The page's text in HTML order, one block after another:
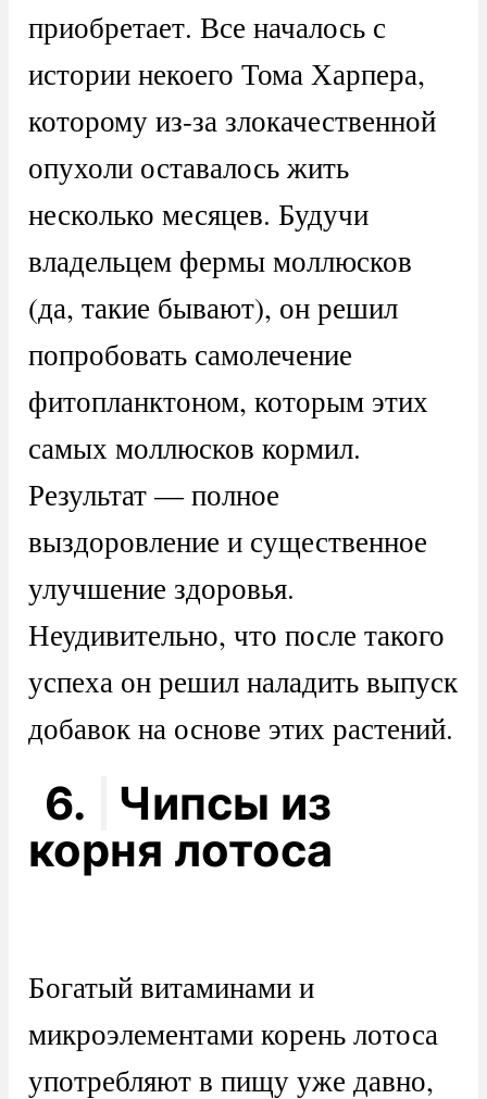
приобретает. Все началось с
истории некоего Тома Харпера,
которому из-за злокачественной
опухоли оставалось жить
несколько месяцев. Будучи
владельцем фермы моллюсков
(да, такие бывают), он решил
попробовать самолечение
фитопланктоном, которым этих
самых моллюсков кормил.
Результат — полное
выздоровление и существенное
улучшение здоровья.
Неудивительно, что после такого
успеха он решил наладить выпуск
добавок на основе этих растений.
6.
Чипсы из
корня лотоса
Богатый витаминами и
микроэлементами корень лотоса
употребляют в пищу уже давно,